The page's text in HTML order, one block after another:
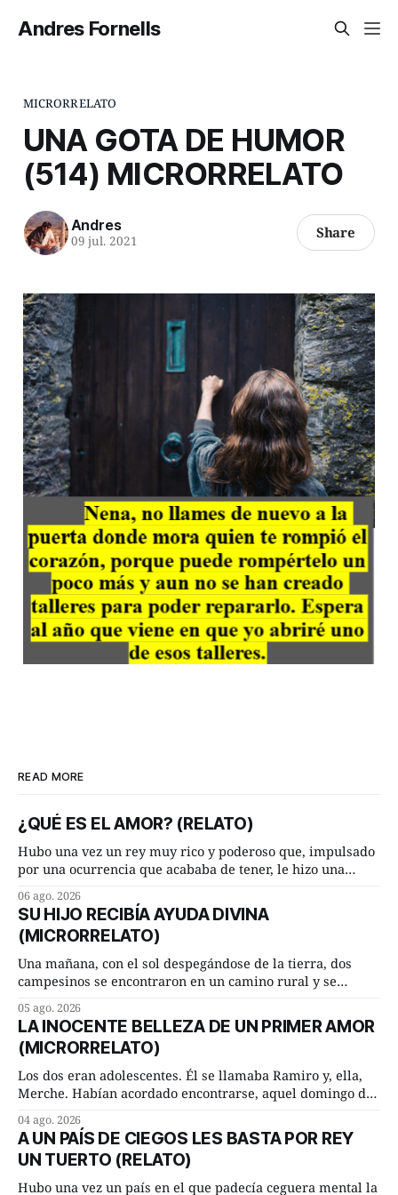
Andres Fornells
MICRORRELATO
UNA GOTA DE HUMOR
(514) MICRORRELATO
Andres
09 jul. 2021 Share
READ MORE
¿QUÉ ES EL AMOR? (RELATO)
Hubo una vez un rey muy rico y poderoso que, impulsado
por una ocurrencia que acababa de tener, le hizo una
Dime, hombre sabio, ¿qué es el amor según tú? Su
consejero, que era muy prudente y astuto le respondió de
inmediato:
06 ago. 2026
SU HIJO RECIBÍA AYUDA DIVINA
(MICRORRELATO)
Una mañana, con el sol despegándose de la tierra, dos
campesinos se encontraron en un camino rural y se
remolachas, Manuel? —quiso saber uno. —Eso acabo de
hacer, Paco. ¿Cómo va ese maíz tuyo? --se interesó el otro.
—De momento mejor
05 ago. 2026
LA INOCENTE BELLEZA DE UN PRIMER AMOR
(MICRORRELATO)
Los dos eran adolescentes. Él se llamaba Ramiro y, ella,
Merche. Habían acordado encontrarse, aquel domingo de
lugar del río que debía este nombre a la pronunciada
curva que la corriente fluvial presentaba en aquel punto.
Habían dispuesto que
04 ago. 2026
A UN PAÍS DE CIEGOS LES BASTA POR REY
UN TUERTO (RELATO)
Hubo una vez un país en el que padecía ceguera mental la